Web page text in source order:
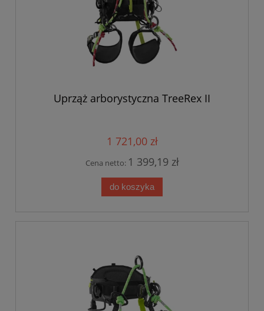
Uprząż arborystyczna TreeRex II
1 721,00 zł
Cena netto: 1 399,19 zł
do koszyka